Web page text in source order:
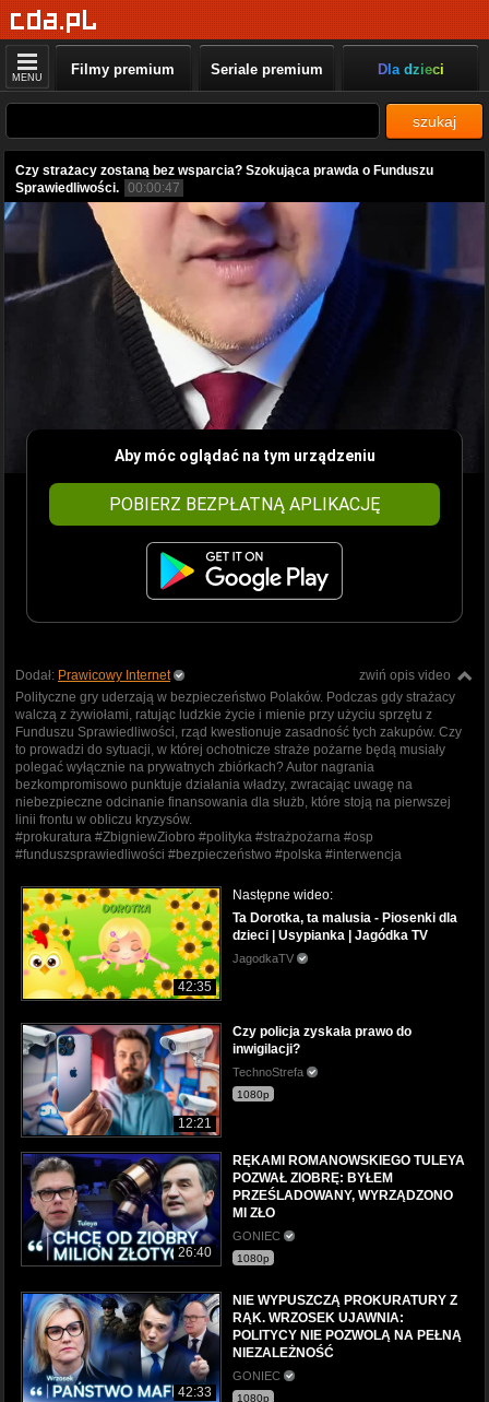
MENU Filmy premium Seriale premium Dla dzieci
szukaj
Czy strażacy zostaną bez wsparcia? Szokująca prawda o Funduszu
Sprawiedliwości. 00:00:47
Aby móc oglądać na tym urządzeniu
POBIERZ BEZPŁATNĄ APLIKACJĘ
zwiń opis video
Dodał: Prawicowy Internet
Polityczne gry uderzają w bezpieczeństwo Polaków. Podczas gdy strażacy
walczą z żywiołami, ratując ludzkie życie i mienie przy użyciu sprzętu z
Funduszu Sprawiedliwości, rząd kwestionuje zasadność tych zakupów. Czy
to prowadzi do sytuacji, w której ochotnicze straże pożarne będą musiały
polegać wyłącznie na prywatnych zbiórkach? Autor nagrania
bezkompromisowo punktuje działania władzy, zwracając uwagę na
niebezpieczne odcinanie finansowania dla służb, które stoją na pierwszej
linii frontu w obliczu kryzysów.
#prokuratura #ZbigniewZiobro #polityka #strażpożarna #osp
#funduszsprawiedliwości #bezpieczeństwo #polska #interwencja
42:35
Następne wideo:
Ta Dorotka, ta malusia - Piosenki dla
dzieci | Usypianka | Jagódka TV
JagodkaTV
12:21
Czy policja zyskała prawo do
inwigilacji?
TechnoStrefa
1080p
26:40
RĘKAMI ROMANOWSKIEGO TULEYA
POZWAŁ ZIOBRĘ: BYŁEM
PRZEŚLADOWANY, WYRZĄDZONO
MI ZŁO
GONIEC
1080p
42:33
NIE WYPUSZCZĄ PROKURATURY Z
RĄK. WRZOSEK UJAWNIA:
POLITYCY NIE POZWOLĄ NA PEŁNĄ
NIEZALEŻNOŚĆ
GONIEC
1080p